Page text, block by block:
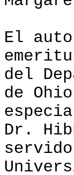
El
del
de
Dr.